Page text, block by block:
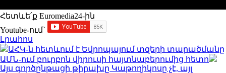
Հետևե՛ք Euromedia24-ին
Youtube-ում`
Լրահոս
ԱՀԿ-ն հետևում է Եվրոպայում տզերի տարածմանը
ԱՄՆ-ում բուրբոն վիրուսի հայտնաբերումից հետո
Այս գործընթացի թիրախը Կաթողիկոսը չէ, այլ